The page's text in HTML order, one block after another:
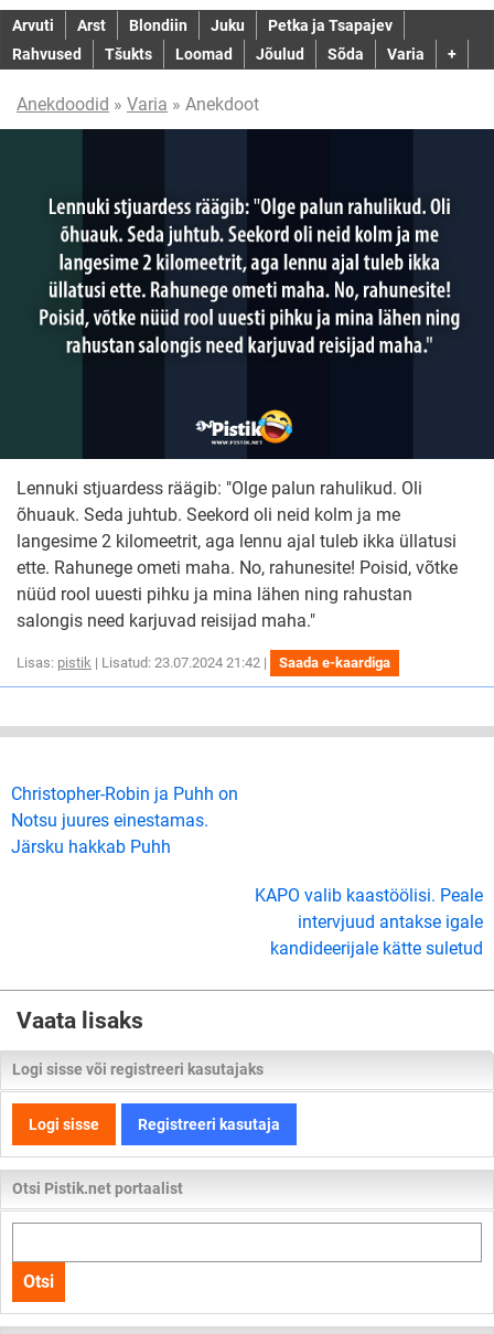
Arvuti Arst Blondiin Juku
Petka ja Tsapajev
Rahvused
Tšukts Loomad Jõulud Sõda Varia +
Anekdoodid » Varia » Anekdoot
Lennuki stjuardess räägib: "Olge palun rahulikud. Oli
õhuauk. Seda juhtub. Seekord oli neid kolm ja me
langesime 2 kilomeetrit, aga lennu ajal tuleb ikka üllatusi
ette. Rahunege ometi maha. No, rahunesite! Poisid, võtke
nüüd rool uuesti pihku ja mina lähen ning rahustan
salongis need karjuvad reisijad maha."
Lisas: pistik | Lisatud: 23.07.2024 21:42 | Saada e-kaardiga
Christopher-Robin ja Puhh on
Notsu juures einestamas.
Järsku hakkab Puhh
KAPO valib kaastöölisi. Peale
intervjuud antakse igale
kandideerijale kätte suletud
Vaata lisaks
Logi sisse või registreeri kasutajaks
Logi sisse Registreeri kasutaja
Otsi Pistik.net portaalist
kogu
lehelt
Otsi